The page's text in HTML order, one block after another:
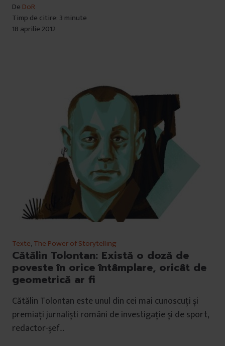
De DoR
Timp de citire: 3 minute
18 aprilie 2012
Texte,The Power of Storytelling
Cătălin Tolontan: Există o doză de
poveste în orice întâmplare, oricât de
geometrică ar fi
Cătălin Tolontan este unul din cei mai cunoscuți și
premiați jurnaliști români de investigație și de sport,
redactor-șef…